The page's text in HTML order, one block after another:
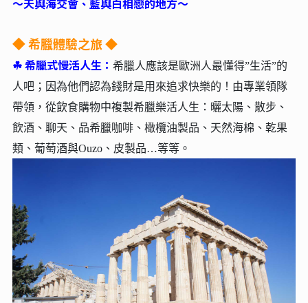
◆ 希臘體驗之旅 ◆
☘︎希臘式慢活人生： 希臘人應該是歐洲人最懂得”生活”的
人吧；因為他們認為錢財是用來追求快樂的！由專業領隊
帶領，從飲食購物中複製希臘樂活人生：曬太陽、散步、
飲酒、聊天、品希臘咖啡、橄欖油製品、天然海棉、乾果
類、葡萄酒與Ouzo、皮製品…等等。